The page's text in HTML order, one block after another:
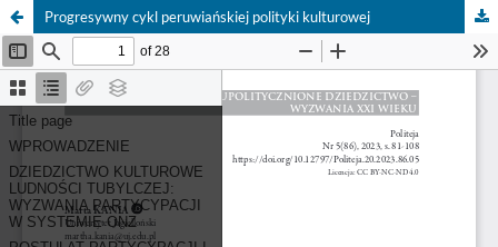
Progresywny cykl peruwiańskiej polityki kulturowej